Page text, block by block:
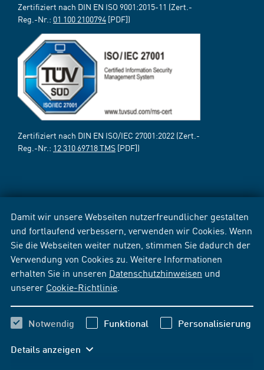
Damit wir unsere Webseiten nutzerfreundlicher gestalten
und fortlaufend verbessern, verwenden wir Cookies. Wenn
Sie die Webseiten weiter nutzen, stimmen Sie dadurch der
Verwendung von Cookies zu. Weitere Informationen
erhalten Sie in unseren Datenschutzhinweisen und
unserer Cookie-Richtlinie
Notwendig Funktional Personalisierung
Details anzeigen
Zertifiziert nach DIN EN ISO 9001:2015-11 (Zert.-
Reg.-Nr.: 01 100 2100794 [PDF])
Zertifiziert nach DIN EN ISO/IEC 27001:2022 (Zert.-
Reg.-Nr.: 12 310 69718 TMS [PDF])